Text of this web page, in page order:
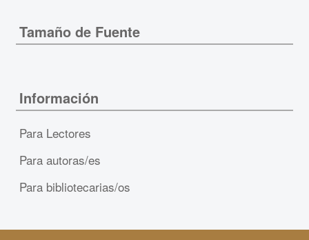
Tamaño de Fuente
Información
Para Lectores
Para autoras/es
Para bibliotecarias/os